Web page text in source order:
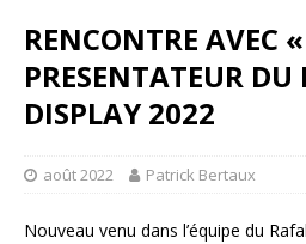
RENCONTRE AVEC
PRESENTATEUR DU
DISPLAY 2022
août 2022 Patrick Bertaux
Nouveau venu dans l’équipe du